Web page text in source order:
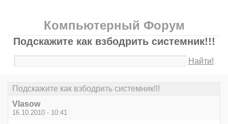
Компьютерный Форум
Подскажите как взбодрить системник!!!
Найти!
Подскажите как взбодрить системник!!!
Vlasow
16.10.2010 - 10:41